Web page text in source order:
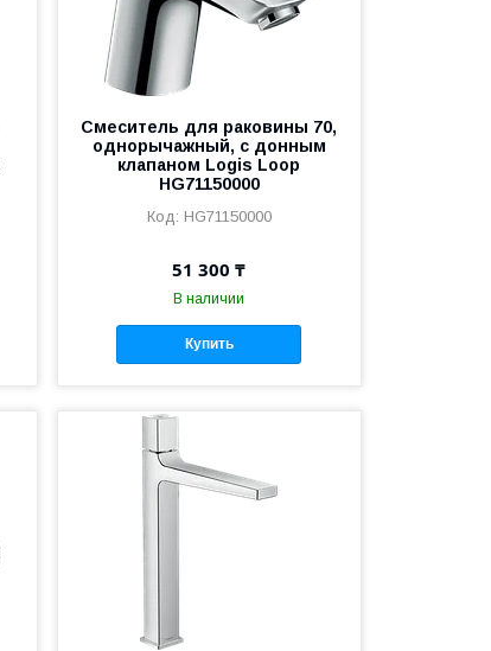
Смеситель для раковины 70,
однорычажный, с донным
клапаном Logis Loop
HG71150000
HG71150000
51 300 ₸
В наличии
Купить